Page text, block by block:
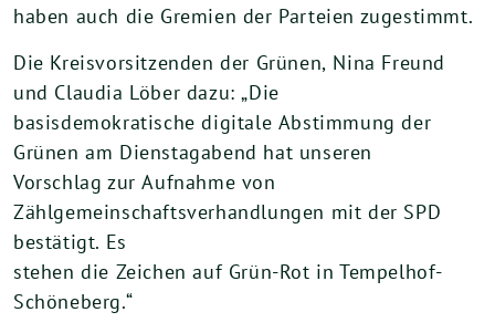
haben auch die Gremien der Parteien zugestimmt.
Die Kreisvorsitzenden der Grünen, Nina Freund
und Claudia Löber dazu: „Die
basisdemokratische digitale Abstimmung der
Grünen am Dienstagabend hat unseren
Vorschlag zur Aufnahme von
Zählgemeinschaftsverhandlungen mit der SPD
bestätigt. Es
stehen die Zeichen auf Grün-Rot in Tempelhof-
Schöneberg.“